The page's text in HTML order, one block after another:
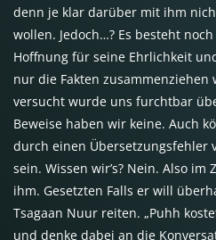
denn je klar darüber mit ihm
wollen. Jedoch…? Es besteht
Hoffnung für seine Ehrlichkeit
nur die Fakten zusammenziehen
versucht wurde uns furchtbar
Beweise haben wir keine. Auch
durch einen Übersetzungsfehler
sein. Wissen wir’s? Nein. Also
ihm. Gesetzten Falls er will
Tsagaan Nuur reiten. „Puhh
und denke dabei an die